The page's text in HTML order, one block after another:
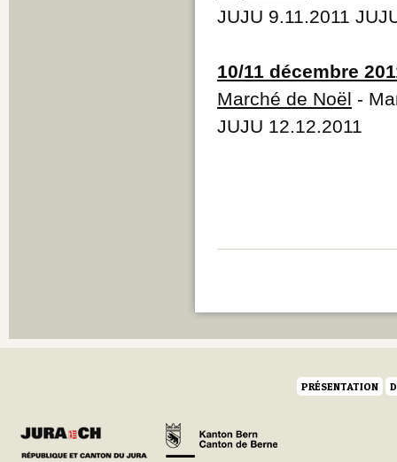
JUJU 9.11.2011
10/11 décembre
Marché de Noël -
JUJU 12.12.2011
PRÉSENTATION